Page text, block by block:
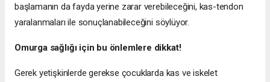
başlamanın da fayda yerine zarar verebileceğini, kas-tendon
yaralanmaları ile sonuçlanabileceğini söylüyor.
Omurga sağlığı için bu önlemlere dikkat!
Gerek yetişkinlerde gerekse çocuklarda kas ve iskelet